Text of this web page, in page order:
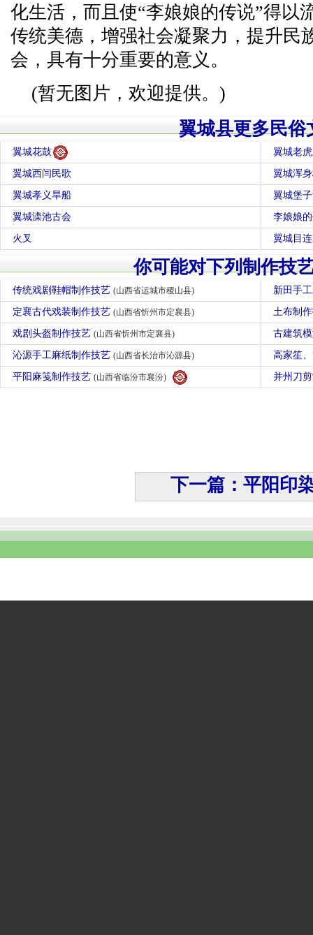
化生活，而且使“李娘娘的传说”得以
传统美德，增强社会凝聚力，提升民
会，具有十分重要的意义。
(暂无图片，欢迎提供。)
翼城县更多民俗
翼城花鼓 翼城老
翼城西闫民歌 翼城浑
翼城孝义旱船 翼城堡
翼城滦池古会 李娘娘
火叉 翼城目
你可能对下列制作技
传统戏剧鞋帽制作技艺 (山西省运城市稷山县) 新田手
定襄古代戏装制作技艺 (山西省忻州市定襄县) 土布制
戏剧头盔制作技艺 (山西省忻州市定襄县) 古建筑
沁源手工麻纸制作技艺 (山西省长治市沁源县) 高家笙
平阳麻笺制作技艺 (山西省临汾市襄汾) 并州刀
下一篇：平阳印